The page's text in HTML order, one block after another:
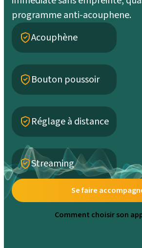
programme anti-acouphene.
Acouphène
Bouton poussoir
Réglage à distance
Streaming
Se faire
Comment choisir son